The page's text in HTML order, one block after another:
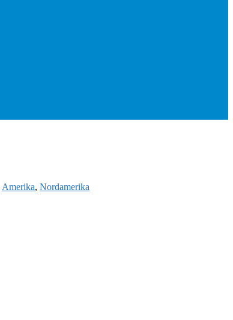
Amerika, Nordamerika